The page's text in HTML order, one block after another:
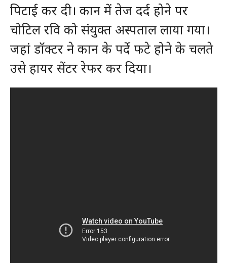
पिटाई कर दी। कान में तेज दर्द होने पर
चोटिल रवि को संयुक्त अस्पताल लाया गया।
जहां डॉक्टर ने कान के पर्दे फटे होने के चलते
उसे हायर सेंटर रेफर कर दिया।